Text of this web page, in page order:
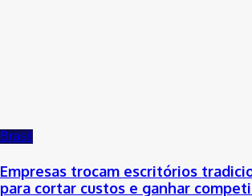
Brasil
Empresas trocam escritórios
para cortar custos e ganhar